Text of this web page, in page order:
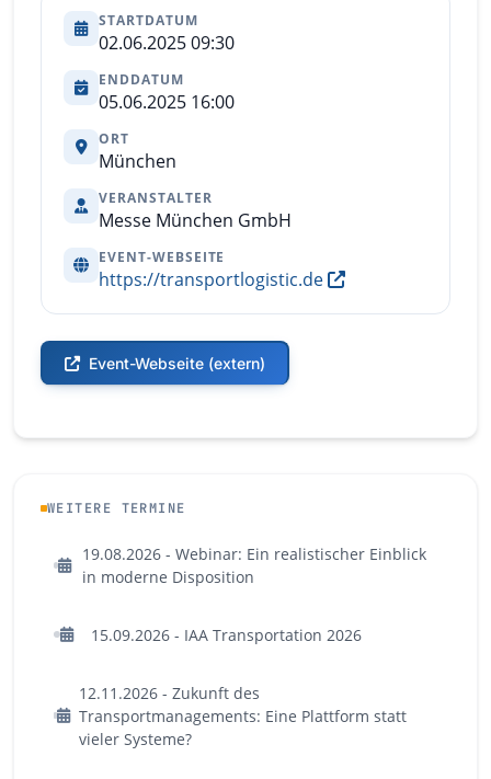
STARTDATUM
02.06.2025 09:30
ENDDATUM
05.06.2025 16:00
ORT
München
VERANSTALTER
Messe München GmbH
EVENT-WEBSEITE
https://transportlogistic.de
Event-Webseite (extern)
WEITERE TERMINE
19.08.2026 - Webinar: Ein realistischer Einblick
in moderne Disposition
15.09.2026 - IAA Transportation 2026
12.11.2026 - Zukunft des
Transportmanagements: Eine Plattform statt
vieler Systeme?